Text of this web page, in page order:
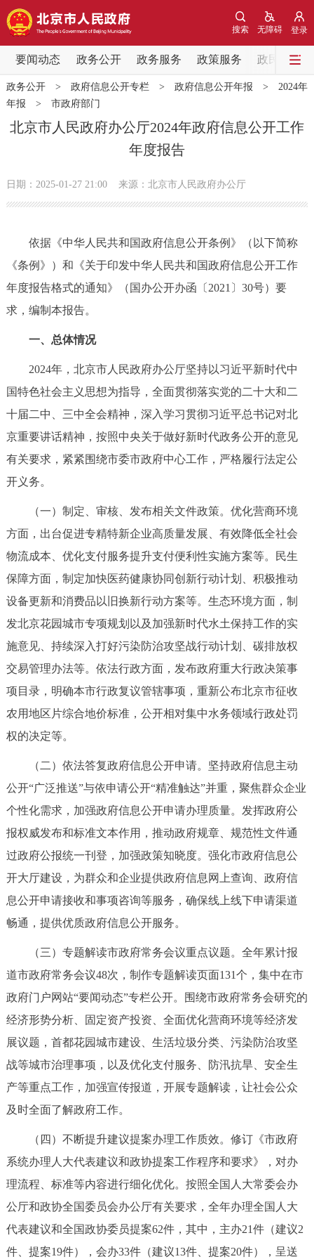
登录
无障碍
搜索
要闻动态 政务公开 政务服务 政策服务 政民互动
要闻动态
党中央精神 国务院信息 中央部委动态
北京要闻 会议信息 部门动态
市领导 机构职能 政策服务
政策兑现 政策解读 回应关切
决策公开
政务服务
便民服务 利企服务 投资项目
中介服务
12345网上接诉即办 我要咨询 我要建议
参与调查 在线访谈 图说互动
北京概况 十六区概览 人文北京
绿色北京 图说北京 视频北京
ENGLISH 한국어 日本語
DEUTSCH FRANÇAIS РУССКИЙ ЯЗЫК
ITALIANO
回到顶部
政务公开> 政府信息公开专栏> 政府信息公开年报 > 2024年
年报 > 市政府部门
北京市人民政府办公厅2024年政府信息公开工作
年度报告
日期：2025-01-27 21:00 来源：北京市人民政府办公厅
依据《中华人民共和国政府信息公开条例》（以下简称
《条例》）和《关于印发中华人民共和国政府信息公开工作
年度报告格式的通知》（国办公开办函〔2021〕30号）要
求，编制本报告。
一、总体情况
2024年，北京市人民政府办公厅坚持以习近平新时代中
国特色社会主义思想为指导，全面贯彻落实党的二十大和二
十届二中、三中全会精神，深入学习贯彻习近平总书记对北
京重要讲话精神，按照中央关于做好新时代政务公开的意见
有关要求，紧紧围绕市委市政府中心工作，严格履行法定公
开义务。
（一）制定、审核、发布相关文件政策。优化营商环境
方面，出台促进专精特新企业高质量发展、有效降低全社会
物流成本、优化支付服务提升支付便利性实施方案等。民生
保障方面，制定加快医药健康协同创新行动计划、积极推动
设备更新和消费品以旧换新行动方案等。生态环境方面，制
发北京花园城市专项规划以及加强新时代水土保持工作的实
施意见、持续深入打好污染防治攻坚战行动计划、碳排放权
交易管理办法等。依法行政方面，发布政府重大行政决策事
项目录，明确本市行政复议管辖事项，重新公布北京市征收
农用地区片综合地价标准，公开相对集中水务领域行政处罚
权的决定等。
（二）依法答复政府信息公开申请。坚持政府信息主动
公开“广泛推送”与依申请公开“精准触达”并重，聚焦群众企业
个性化需求，加强政府信息公开申请办理质量。发挥政府公
报权威发布和标准文本作用，推动政府规章、规范性文件通
过政府公报统一刊登，加强政策知晓度。强化市政府信息公
开大厅建设，为群众和企业提供政府信息网上查询、政府信
息公开申请接收和事项咨询等服务，确保线上线下申请渠道
畅通，提供优质政府信息公开服务。
（三）专题解读市政府常务会议重点议题。全年累计报
道市政府常务会议48次，制作专题解读页面131个，集中在市
政府门户网站“要闻动态”专栏公开。围绕市政府常务会研究的
经济形势分析、固定资产投资、全面优化营商环境等经济发
展议题，首都花园城市建设、生活垃圾分类、污染防治攻坚
战等城市治理事项，以及优化支付服务、防汛抗旱、安全生
产等重点工作，加强宣传报道，开展专题解读，让社会公众
及时全面了解政府工作。
（四）不断提升建议提案办理工作质效。修订《市政府
系统办理人大代表建议和政协提案工作程序和要求》，对办
理流程、标准等内容进行细化优化。按照全国人大常委会办
公厅和政协全国委员会办公厅有关要求，全年办理全国人大
代表建议和全国政协委员提案62件，其中，主办21件（建议2
件、提案19件），会办33件（建议13件、提案20件），呈送